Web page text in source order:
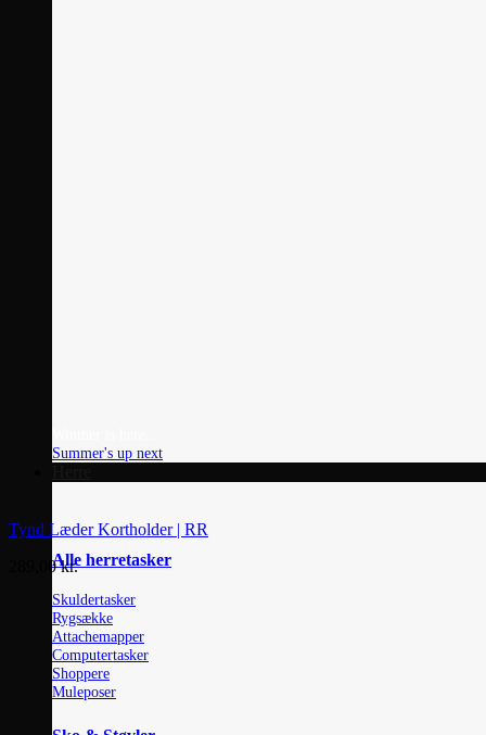
Summer's up next
Alle herretasker
Skuldertasker
Rygsække
Attachemapper
Computertasker
Shoppere
Muleposer
Tynd Læder Kortholder | RR
289,00kr.